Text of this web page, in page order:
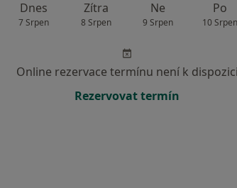
Dnes
7 Srpen
Zítra
8 Srpen
Ne
9 Srpen
Po
10 Srpen
Online rezervace termínu není k dispozici
Rezervovat termín